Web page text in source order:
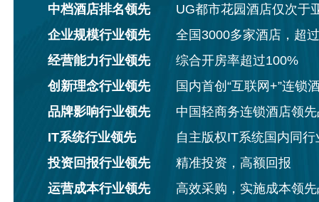
中档酒店排名领先
UG都市花园酒店仅次于
企业规模行业领先
全国3000多家酒店，超
经营能力行业领先
综合开房率超过100%
创新理念行业领先
国内首创“互联网+”连锁
品牌影响行业领先
中国轻商务连锁酒店领
IT系统行业领先
自主版权IT系统国内同
投资回报行业领先
精准投资，高额回报
运营成本行业领先
高效采购，实施成本领